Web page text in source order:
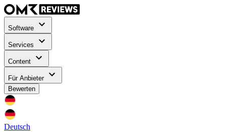
Software
Services
Content
Für Anbieter
Bewerten
Deutsch